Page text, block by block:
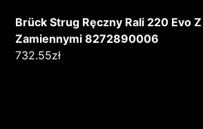
Brück Strug Ręczny Rali 220 Evo
Zamiennymi 8272890006
732.55zł